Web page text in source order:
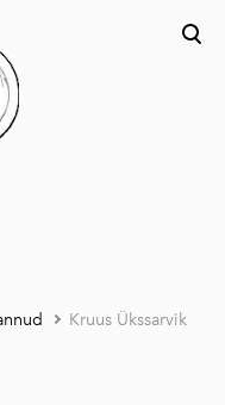
Kruus Ükssarvik